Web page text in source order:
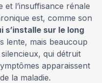
et l’insuffisance rénale
est, comme son
s’installe sur le long
lente, mais beaucoup
qui détruit
apparaissent
la maladie.